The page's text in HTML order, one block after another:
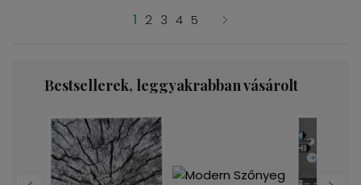
1 2 3 4 5
Bestsellerek, leggyakrabban vásárolt